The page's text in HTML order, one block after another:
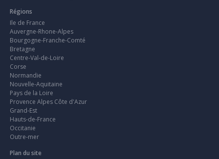
Régions
Ile de France
Auvergne-Rhone-Alpes
Bourgogne-Franche-Comté
Bretagne
Centre-Val-de-Loire
Corse
Normandie
Nouvelle-Aquitaine
Pays de la Loire
Provence Alpes Côte d'Azur
Grand-Est
Hauts-de-France
Occitanie
Outre-mer
Plan du site